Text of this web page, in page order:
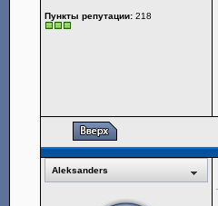
Пункты репутации: 218
Aleksanders